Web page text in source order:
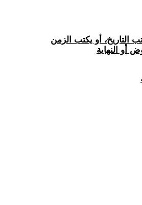
التاريخ، أو يكتب الزمن
أو النهاية